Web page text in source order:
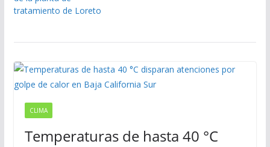
CLIMA
Temperaturas de hasta 40 °C